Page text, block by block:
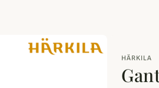
HÄRKILA